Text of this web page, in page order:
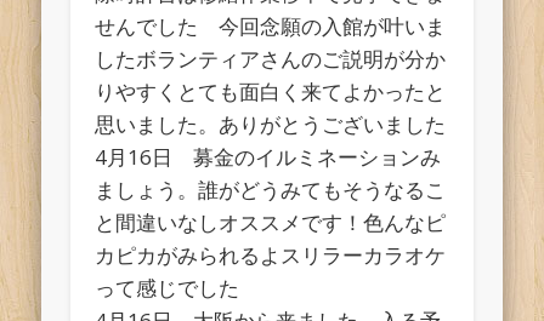
せんでした 今回念願の入館が叶いま
したボランティアさんのご説明が分か
りやすくとても面白く来てよかったと
思いました。ありがとうございました
4月16日 募金のイルミネーションみ
ましょう。誰がどうみてもそうなるこ
と間違いなしオススメです！色んなピ
カピカがみられるよスリラーカラオケ
って感じでした